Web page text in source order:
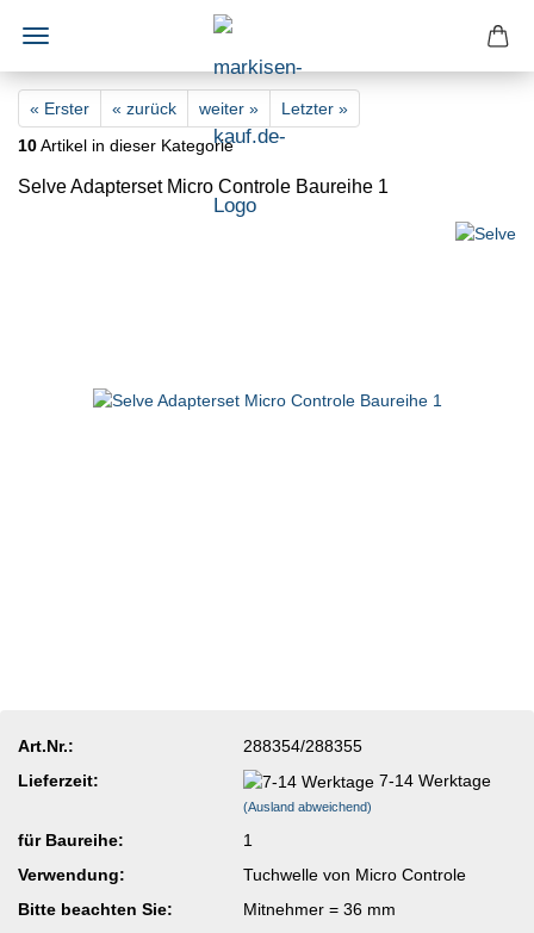
« Erster « zurück weiter »
Letzter »
10Artikel in dieser Kategorie
Selve Adapterset Micro Controle Baureihe 1
Art.Nr.:
288354/288355
Lieferzeit:
7-14 Werktage
(Ausland abweichend)
für Baureihe:
1
Verwendung:
Tuchwelle von Micro Controle
Bitte beachten Sie:
Mitnehmer = 36 mm